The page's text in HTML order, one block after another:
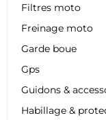
Filtres moto
Freinage moto
Garde boue
Gps
Guidons &
Habillage &